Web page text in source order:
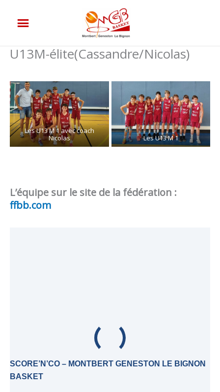
U13M-élite(Cassandre/Nicolas)
Les U13 M 1 avec coach
Nicolas
Les U13 M 1
L’équipe sur le site de la fédération :
ffbb.com
SCORE’N’CO – MONTBERT GENESTON LE BIGNON
BASKET